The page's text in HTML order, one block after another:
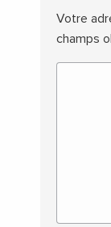
Votre
champs